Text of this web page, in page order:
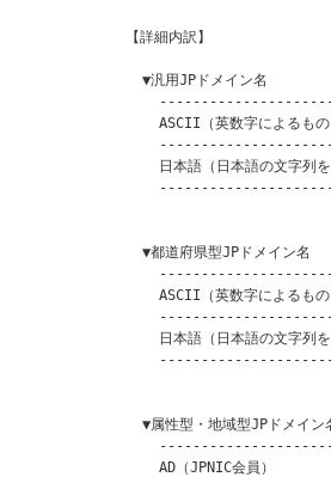
  【詳細内訳】
    ▼汎用JPドメイン名
ASCII（英数字によるも
日本語（日本語の文字列
    ▼都道府県型JPドメイン名
ASCII（英数字によるも
日本語（日本語の文字列
▼属性型・地域型JPドメイン
AD（JPNIC会員）